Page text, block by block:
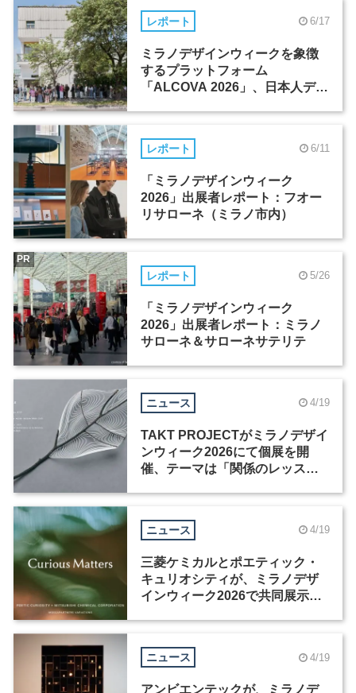
レポート 6/17
ミラノデザインウィークを象徴
するプラットフォーム
「ALCOVA 2026」、日本人デザ
レポート 6/11
「ミラノデザインウィーク
2026」出展者レポート：フオー
リサローネ（ミラノ市内）
レポート 5/26
「ミラノデザインウィーク
2026」出展者レポート：ミラノ
サローネ＆サローネサテリテ
PR
ニュース 4/19
TAKT PROJECTがミラノデザイ
ンウィーク2026にて個展を開
催、テーマは「関係のレッス
ニュース 4/19
三菱ケミカルとポエティック・
キュリオシティが、ミラノデザ
インウィーク2026で共同展示を
ニュース 4/19
アンビエンテックが、ミラノデ